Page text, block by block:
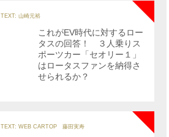
TEXT: 山崎元裕
これがEV時代に対するロー
タスの回答！ ３人乗りス
ポーツカー「セオリー１」
はロータスファンを納得さ
せられるか？
TEXT: WEB CARTOP 藤田実寿